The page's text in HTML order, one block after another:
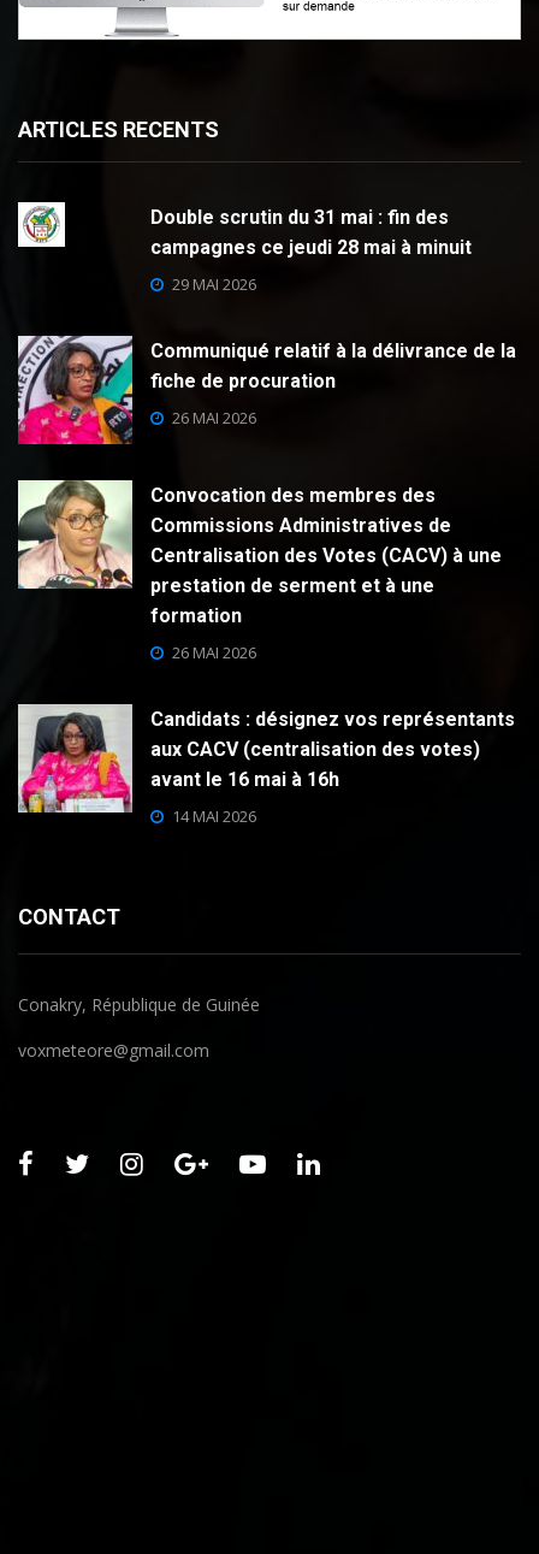
ARTICLES RECENTS
Double scrutin du 31 mai : fin des
campagnes ce jeudi 28 mai à minuit
29 MAI 2026
Communiqué relatif à la délivrance de la
fiche de procuration
26 MAI 2026
Convocation des membres des
Commissions Administratives de
Centralisation des Votes (CACV) à une
prestation de serment et à une
formation
26 MAI 2026
Candidats : désignez vos représentants
aux CACV (centralisation des votes)
avant le 16 mai à 16h
14 MAI 2026
CONTACT
Conakry, République de Guinée
voxmeteore@gmail.com